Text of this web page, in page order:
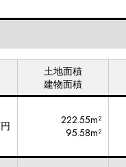
土地面積
建物面積
222.55m²
95.58m²